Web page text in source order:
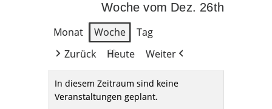
Woche vom Dez. 26th
Monat
Woche
Tag
Zurück
Heute Weiter
In diesem Zeitraum sind keine
Veranstaltungen geplant.